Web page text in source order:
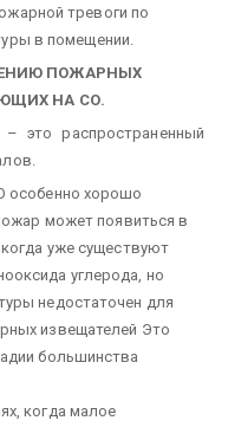
тревоги по
в помещении.
ПОЖАРНЫХ
НА СО.
это распространенный
особенно хорошо
может появиться в
уже существуют
углерода, но
недостаточен для
извещателей Это
большинства
когда малое